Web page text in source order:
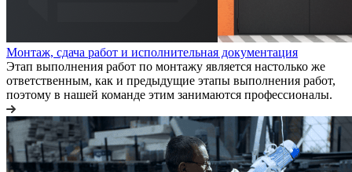
Монтаж, сдача работ и исполнительная документация
Этап выполнения работ по монтажу является настолько же
ответственным, как и предыдущие этапы выполнения работ,
поэтому в нашей команде этим занимаются профессионалы.